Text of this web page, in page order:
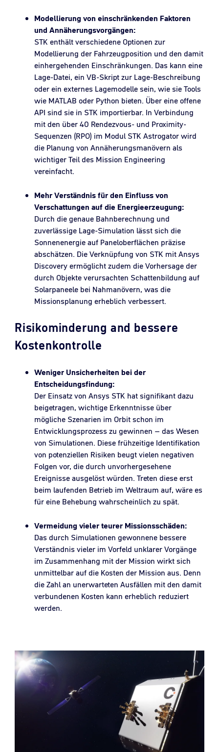
Modellierung von einschränkenden Faktoren
und Annäherungsvorgängen:
STK enthält verschiedene Optionen zur
Modellierung der Fahrzeugposition und den damit
einhergehenden Einschränkungen. Das kann eine
Lage-Datei, ein VB-Skript zur Lage-Beschreibung
oder ein externes Lagemodelle sein, wie sie Tools
wie MATLAB oder Python bieten. Über eine offene
API sind sie in STK importierbar. In Verbindung
mit den über 40 Rendezvous- und Proximity-
Sequenzen (RPO) im Modul STK Astrogator wird
die Planung von Annäherungsmanövern als
wichtiger Teil des Mission Engineering
vereinfacht.
Mehr Verständnis für den Einfluss von
Verschattungen auf die Energieerzeugung:
Durch die genaue Bahnberechnung und
zuverlässige Lage-Simulation lässt sich die
Sonnenenergie auf Paneloberflächen präzise
abschätzen. Die Verknüpfung von STK mit Ansys
Discovery ermöglicht zudem die Vorhersage der
durch Objekte verursachten Schattenbildung auf
Solarpaneele bei Nahmanövern, was die
Missionsplanung erheblich verbessert.
Risikominderung and bessere
Kostenkontrolle
Weniger Unsicherheiten bei der
Entscheidungsfindung:
Der Einsatz von Ansys STK hat signifikant dazu
beigetragen, wichtige Erkenntnisse über
mögliche Szenarien im Orbit schon im
Entwicklungsprozess zu gewinnen – das Wesen
von Simulationen. Diese frühzeitige Identifikation
von potenziellen Risiken beugt vielen negativen
Folgen vor, die durch unvorhergesehene
Ereignisse ausgelöst würden. Treten diese erst
beim laufenden Betrieb im Weltraum auf, wäre es
für eine Behebung wahrscheinlich zu spät.
Vermeidung vieler teurer Missionsschäden:
Das durch Simulationen gewonnene bessere
Verständnis vieler im Vorfeld unklarer Vorgänge
im Zusammenhang mit der Mission wirkt sich
unmittelbar auf die Kosten der Mission aus. Denn
die Zahl an unerwarteten Ausfällen mit den damit
verbundenen Kosten kann erheblich reduziert
werden.